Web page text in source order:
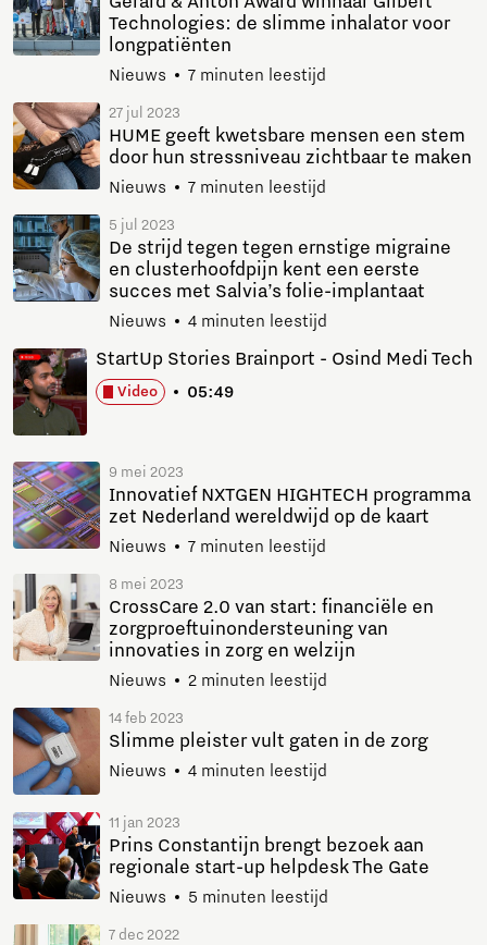
Technologies: de slimme inhalator voor
longpatiënten
Nieuws 7 minuten leestijd
27 jul 2023
HUME geeft kwetsbare mensen een stem
door hun stressniveau zichtbaar te maken
Nieuws 7 minuten leestijd
5 jul 2023
De strijd tegen tegen ernstige migraine
en clusterhoofdpijn kent een eerste
succes met Salvia’s folie-implantaat
Nieuws 4 minuten leestijd
Video 05:49
StartUp Stories Brainport - Osind Medi Tech
9 mei 2023
Innovatief NXTGEN HIGHTECH programma
zet Nederland wereldwijd op de kaart
Nieuws 7 minuten leestijd
8 mei 2023
CrossCare 2.0 van start: financiële en
zorgproeftuinondersteuning van
innovaties in zorg en welzijn
Nieuws 2 minuten leestijd
14 feb 2023
Slimme pleister vult gaten in de zorg
Nieuws 4 minuten leestijd
11 jan 2023
Prins Constantijn brengt bezoek aan
regionale start-up helpdesk The Gate
Nieuws 5 minuten leestijd
7 dec 2022